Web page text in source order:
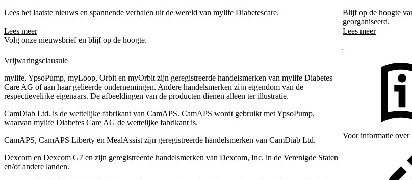
Lees het laatste nieuws en spannende verhalen uit de wereld van mylife Diabetescare.
Lees meer
Blijf op de hoogte
georganiseerd.
Lees meer
Volg onze nieuwsbrief en blijf op de hoogte.
Vrijwaringsclausule
mylife, YpsoPump, myLoop, Orbit en myOrbit zijn geregistreerde handelsmerken van mylife Diabetes
Care AG of aan haar gelieerde ondernemingen. Andere handelsmerken zĳn eigendom van de
respectievelĳke eigenaars. De afbeeldingen van de producten dienen alleen ter illustratie.
CamDiab Ltd. is de wettelijke fabrikant van CamAPS. CamAPS wordt gebruikt met YpsoPump,
waarvan mylife Diabetes Care AG de wettelijke fabrikant is.
CamAPS, CamAPS Liberty en MealAssist zijn geregistreerde handelsmerken van CamDiab Ltd.
Dexcom en Dexcom G7 en zijn geregistreerde handelsmerken van Dexcom, Inc. in de Verenigde Staten
en/of andere landen.
Voor informatie over